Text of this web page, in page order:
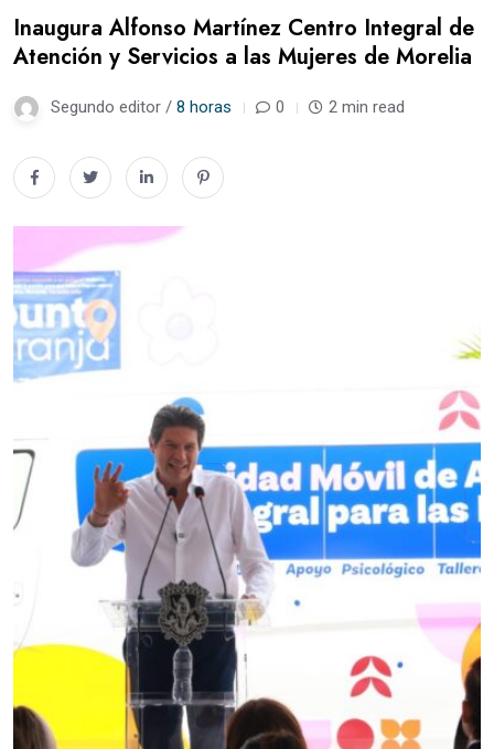
Inaugura Alfonso Martínez Centro Integral de
Atención y Servicios a las Mujeres de Morelia
Segundo editor / 8 horas 0 2 min read